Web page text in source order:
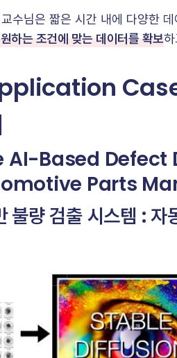
수님은 짧은 시간 내에 다양한
하는 조건에 맞는 데이터를 확보
AI-Based
Parts
량 검출 시스템 : 자